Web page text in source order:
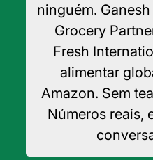
ninguém.
Grocery
Fresh
alimentar
Amazon. Sem
Números reais,